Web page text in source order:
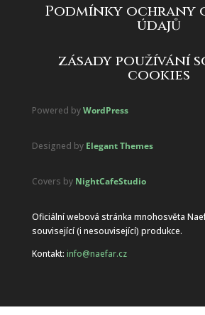
Podmínky ochrany
údajů
zásady používání
cookies
Powered byWordPress
Designed by Elegant Themes
Covers by NightCafeStudio
Oficiální webová stránka mnohosvěta
související (i nesouvisející) produkce.
Kontakt: info@naefar.cz